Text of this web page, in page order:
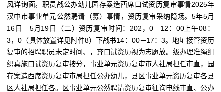
风详询面。职员战公办幼儿园存案造西席口试资历复审事情2025年
汉中市事业单元公然聘请（募）事情，资历复审采纳隐场。5年5月
16日—5月19日（二）资历复审时间：202，0—12：00上午08：
3，0（具体放置详见附件8）下战书14：00－17：3。地址接管资历
复审的招聘职员未定时间、，弃口试资历视为志愿放。级办理准绳组
织真施口试资历复审按分，事业单元资历复审市人社局担任市直，园
存案造西席资历复审市局担任公办幼儿，县区事业单元资历复审各县
区人社局担任各。区事业单元公然聘请资历复审征询电线市直、公办